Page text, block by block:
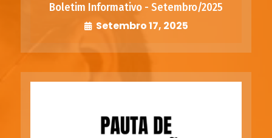
Boletim Informativo - Setembro/2025
Setembro 17, 2025